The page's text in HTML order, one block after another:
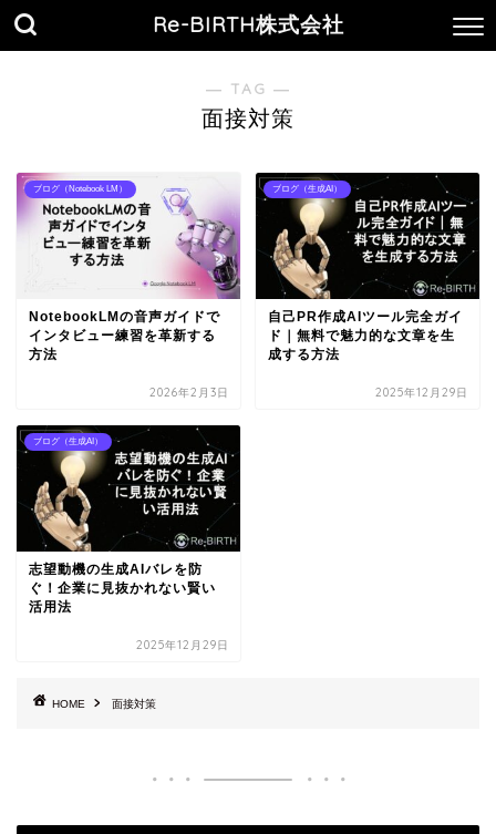
Re-BIRTH株式会社
― TAG ―
面接対策
ブログ（Notebook LM）
NotebookLMの音声ガイドで
インタビュー練習を革新する
方法
2026年2月3日
ブログ（生成AI）
自己PR作成AIツール完全ガイ
ド｜無料で魅力的な文章を生
成する方法
2025年12月29日
ブログ（生成AI）
志望動機の生成AIバレを防
ぐ！企業に見抜かれない賢い
活用法
2025年12月29日
HOME 面接対策